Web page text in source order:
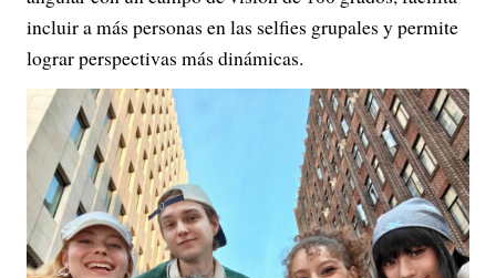
incluir a más personas en las selfies grupales y permite
lograr perspectivas más dinámicas.